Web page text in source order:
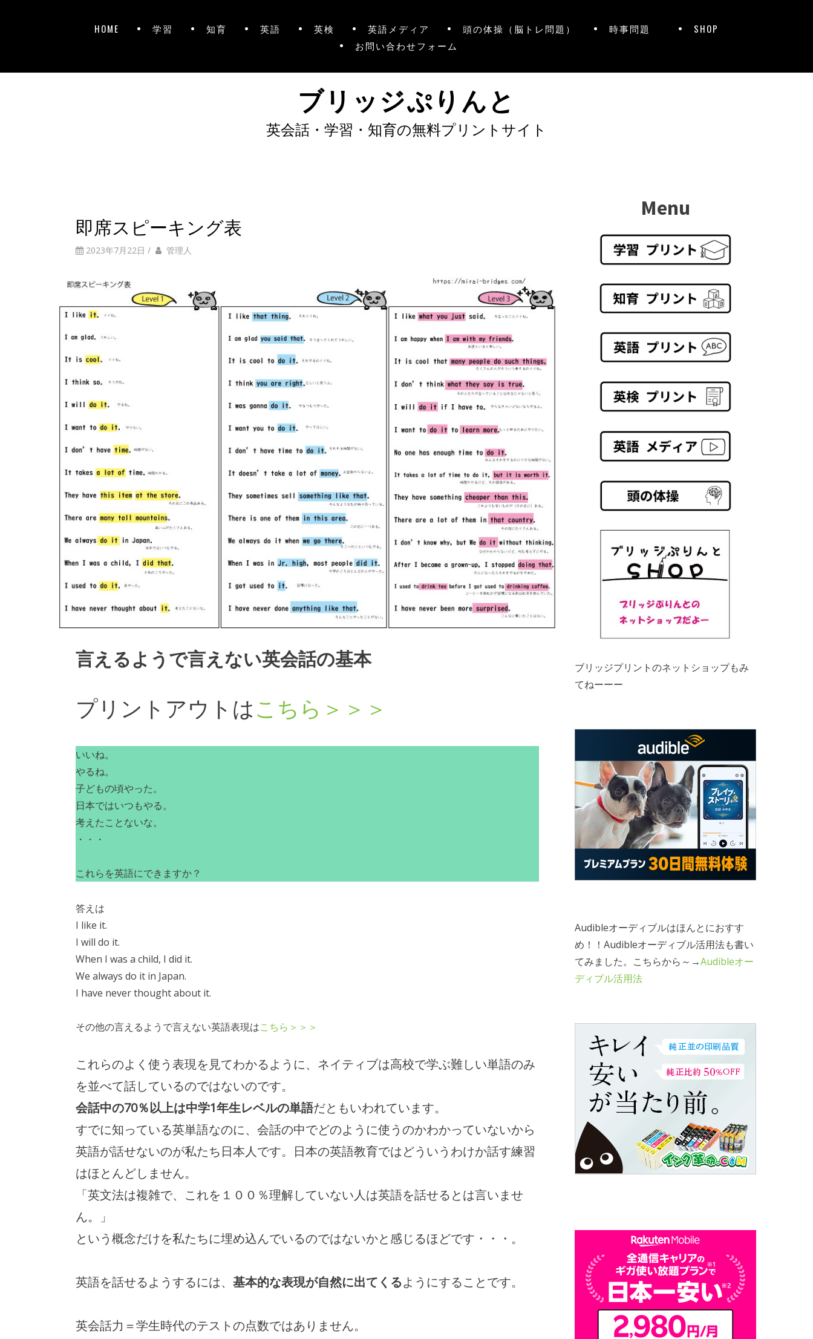
HOME 学習 知育 英語 英検 英語メディア 頭の体操（脳トレ問題） 時事問題
SHOP
お問い合わせフォーム
ブリッジぷりんと
英会話・学習・知育の無料プリントサイト
即席スピーキング表
2023年7月22日 / 管理人
言えるようで言えない英会話の基本
プリントアウトはこちら＞＞＞
いいね。
やるね。
子どもの頃やった。
日本ではいつもやる。
考えたことないな。
・・・
これらを英語にできますか？
答えは
I like it.
I will do it.
When I was a child, I did it.
We always do it in Japan.
I have never thought about it.
その他の言えるようで言えない英語表現はこちら＞＞＞
これらのよく使う表現を見てわかるように、ネイティブは高校で学ぶ難しい単語のみ
を並べて話しているのではないのです。
会話中の70％以上は中学1年生レベルの単語だともいわれています。
すでに知っている英単語なのに、会話の中でどのように使うのかわかっていないから
英語が話せないのが私たち日本人です。日本の英語教育ではどういうわけか話す練習
はほとんどしません。
「英文法は複雑で、これを１００％理解していない人は英語を話せるとは言いませ
ん。」
という概念だけを私たちに埋め込んでいるのではないかと感じるほどです・・・。
英語を話せるようするには、 基本的な表現が自然に出てくるようにすることです。
英会話力＝学生時代のテストの点数ではありません。
Menu
ブリッジプリントのネットショップもみ
てねーーー
Audibleオーディブルはほんとにおすす
め！！Audibleオーディブル活用法も書い
てみました。こちらから～→Audibleオー
ディブル活用法